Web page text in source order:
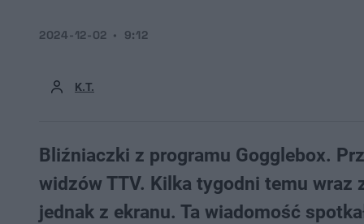
K.T.
2024-12-02 9:12
Bliźniaczki z programu Gogglebox.
widzów TTV. Kilka tygodni temu wraz
jednak z ekranu. Ta wiadomość